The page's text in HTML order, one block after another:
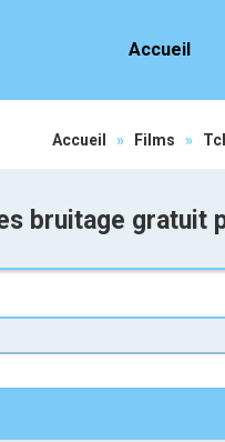
Accueil
Accueil » Films »
bruitage gratuit